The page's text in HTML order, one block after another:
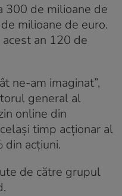
300 de milioane de
milioane de euro.
an 120 de
ne-am imaginat”,
general al
online din
timp acționar al
din acțiuni.
de către grupul